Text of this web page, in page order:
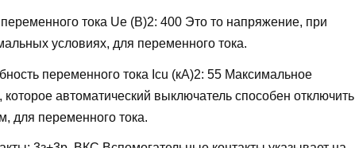
тока Ue (В)2: 400 Это то напряжение, при
условиях, для переменного тока.
переменного тока Icu (кА)2: 55 Максимальное
которое автоматический выключатель способен отключить
для переменного тока.